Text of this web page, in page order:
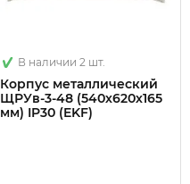
В наличии 2 шт.
Корпус металлический
ЩРУв-3-48 (540х620х165
мм) IP30 (EKF)